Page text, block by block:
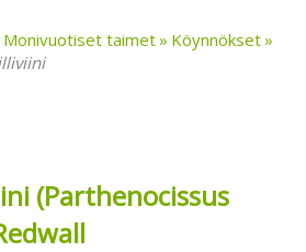
Monivuotiset taimet
Köynnökset
(Parthenocissus